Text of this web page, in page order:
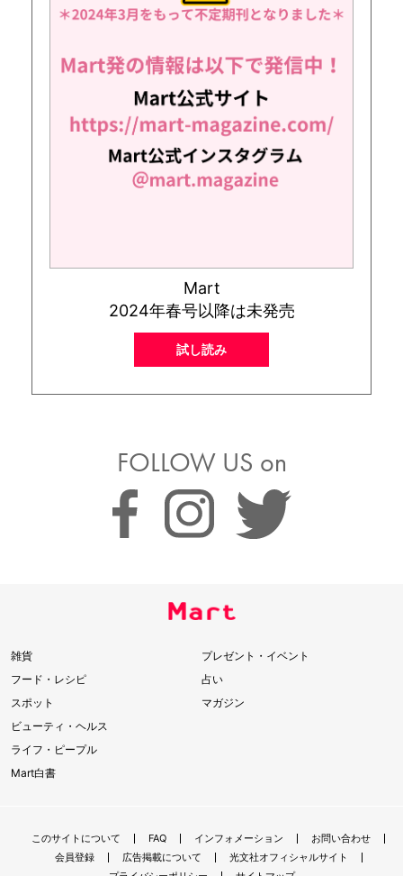
Mart
2024年春号以降は未発売
試し読み
FOLLOW US on
雑貨
フード・レシピ
スポット
ビューティ・ヘルス
ライフ・ピープル
Mart白書
プレゼント・イベント
占い
マガジン
このサイトについて FAQ インフォメーション
お問い合わせ
会員登録
広告掲載について
光文社オフィシャルサイト